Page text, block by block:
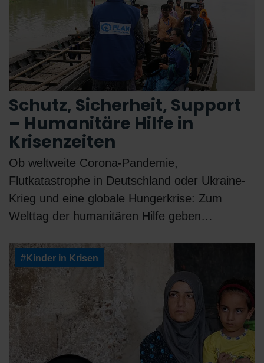
Schutz, Sicherheit, Support
– Humanitäre Hilfe in
Krisenzeiten
Ob weltweite Corona-Pandemie,
Flutkatastrophe in Deutschland oder Ukraine-
Krieg und eine globale Hungerkrise: Zum
Welttag der humanitären Hilfe geben…
#Kinder in Krisen